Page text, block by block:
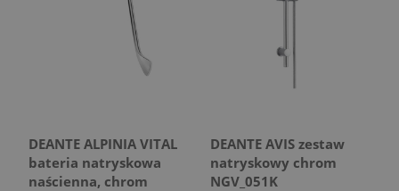
DEANTE ALPINIA VITAL
bateria natryskowa
naścienna, chrom
DEANTE AVIS zestaw
natryskowy chrom
NGV_051K